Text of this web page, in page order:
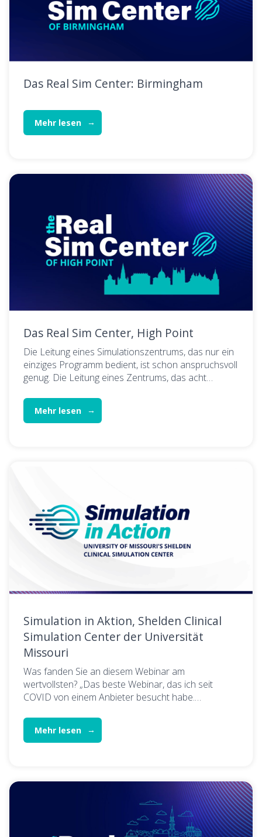
Das Real Sim Center: Birmingham
Mehr lesen
Das Real Sim Center, High Point
Die Leitung eines Simulationszentrums, das nur ein
einziges Programm bedient, ist schon anspruchsvoll
genug. Die Leitung eines Zentrums, das acht…
Mehr lesen
Simulation in Aktion, Shelden Clinical
Simulation Center der Universität
Missouri
Was fanden Sie an diesem Webinar am
wertvollsten? „Das beste Webinar, das ich seit
COVID von einem Anbieter besucht habe.…
Mehr lesen